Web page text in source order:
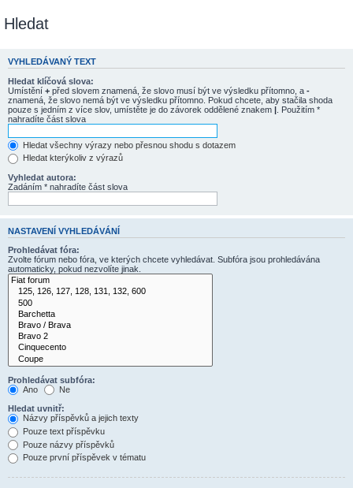
Hledat
VYHLEDÁVANÝ TEXT
Hledat klíčová slova:
Umístění + před slovem znamená, že slovo musí být ve výsledku přítomno, a -
znamená, že slovo nemá být ve výsledku přítomno. Pokud chcete, aby stačila shoda
pouze s jedním z více slov, umístěte je do závorek oddělené znakem | . Použitím *
nahradíte část slova
Hledat všechny výrazy nebo přesnou shodu s dotazem
Hledat kterýkoliv z výrazů
Vyhledat autora:
Zadáním * nahradíte část slova
NASTAVENÍ VYHLEDÁVÁNÍ
Prohledávat fóra:
Zvolte fórum nebo fóra, ve kterých chcete vyhledávat. Subfóra jsou prohledávána
automaticky, pokud nezvolíte jinak.
Prohledávat subfóra:
Ano
Ne
Hledat uvnitř:
Názvy příspěvků a jejich texty
Pouze text příspěvku
Pouze názvy příspěvků
Pouze první příspěvek v tématu